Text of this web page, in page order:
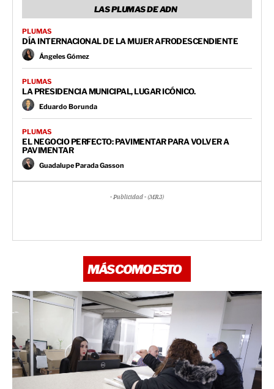
LAS PLUMAS DE ADN
PLUMAS
DÍA INTERNACIONAL DE LA MUJER AFRODESCENDIENTE
Ángeles Gómez
PLUMAS
LA PRESIDENCIA MUNICIPAL, LUGAR ICÓNICO.
Eduardo Borunda
PLUMAS
EL NEGOCIO PERFECTO: PAVIMENTAR PARA VOLVER A
PAVIMENTAR
Guadalupe Parada Gasson
- Publicidad - (MR3)
MÁS COMO ESTO